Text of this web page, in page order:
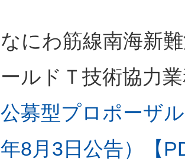
なにわ筋線南海新
ールドＴ技術協力
公募型プロポーザ
年8月3日公告）【